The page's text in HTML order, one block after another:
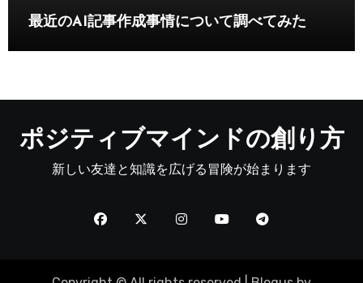
最近のAI記事作成事情について調べてみた
ポジティブマインドの創り方
新しい友達と知識を広げる冒険が始まります